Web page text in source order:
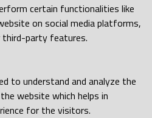
certain functionalities like
on social media platforms,
third-party features.
to understand and analyze the
website which helps in
for the visitors.